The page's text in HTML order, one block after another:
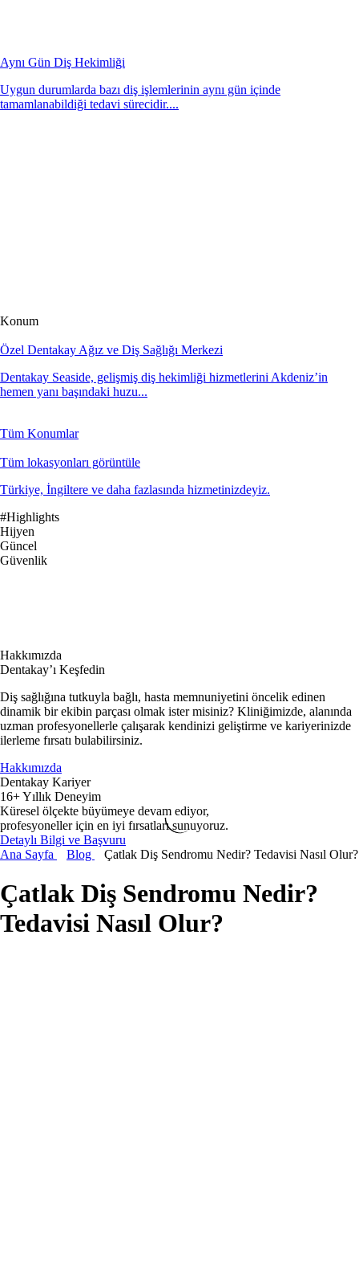
Aynı Gün Diş Hekimliği
Uygun durumlarda bazı diş işlemlerinin aynı gün içinde
tamamlanabildiği tedavi sürecidir....
Konum
Özel Dentakay Ağız ve Diş Sağlığı Merkezi
Dentakay Seaside, gelişmiş diş hekimliği hizmetlerini Akdeniz’in
hemen yanı başındaki huzu...
Tüm Konumlar
Tüm lokasyonları görüntüle
Türkiye, İngiltere ve daha fazlasında hizmetinizdeyiz.
#Highlights
Hijyen
Güncel
Güvenlik
Hakkımızda
Dentakay’ı Keşfedin
Diş sağlığına tutkuyla bağlı, hasta memnuniyetini öncelik edinen
dinamik bir ekibin parçası olmak ister misiniz? Kliniğimizde, alanında
uzman profesyonellerle çalışarak kendinizi geliştirme ve kariyerinizde
ilerleme fırsatı bulabilirsiniz.
Hakkımızda
Dentakay Kariyer
16+ Yıllık Deneyim
Küresel ölçekte büyümeye devam ediyor,
profesyoneller için en iyi fırsatları sunuyoruz.
Detaylı Bilgi ve Başvuru
Ana Sayfa
Blog Çatlak Diş Sendromu Nedir? Tedavisi Nasıl Olur?
Çatlak Diş Sendromu Nedir?
Tedavisi Nasıl Olur?